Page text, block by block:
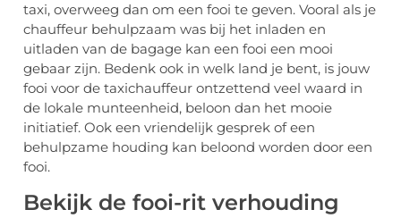
taxi, overweeg dan om een fooi te geven. Vooral als je
chauffeur behulpzaam was bij het inladen en
uitladen van de bagage kan een fooi een mooi
gebaar zijn. Bedenk ook in welk land je bent, is jouw
fooi voor de taxichauffeur ontzettend veel waard in
de lokale munteenheid, beloon dan het mooie
initiatief. Ook een vriendelijk gesprek of een
behulpzame houding kan beloond worden door een
fooi.
Bekijk de fooi-rit verhouding